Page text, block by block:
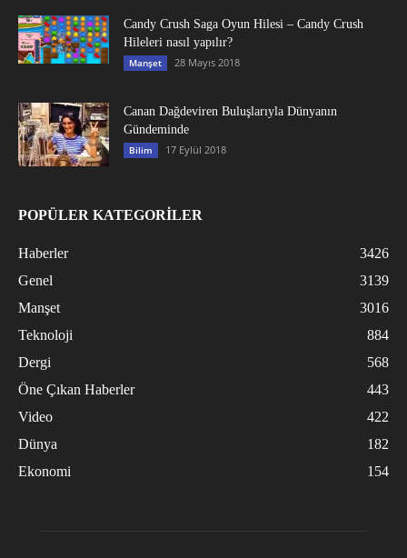
Candy Crush Saga Oyun Hilesi – Candy Crush
Hileleri nasıl yapılır?
Manşet 28 Mayıs 2018
Canan Dağdeviren Buluşlarıyla Dünyanın
Gündeminde
Bilim 17 Eylül 2018
POPÜLER KATEGORİLER
Haberler
3426
Genel
3139
Manşet
3016
Teknoloji
884
Dergi
568
Öne Çıkan Haberler
443
Video
422
Dünya
182
Ekonomi
154